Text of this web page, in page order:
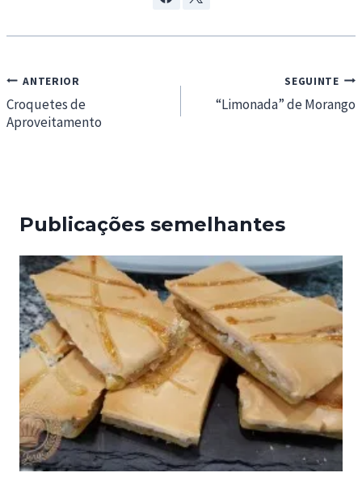
Navegação
de
artigos
ANTERIOR
Croquetes de
Aproveitamento
SEGUINTE
“Limonada” de Morango
Publicações semelhantes